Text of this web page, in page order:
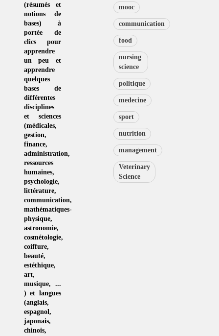
(résumés et
notions de
bases) à
portée de
clics pour
apprendre
un peu et
apprendre
quelques
bases de
différentes
disciplines
et sciences
(médicales,
gestion,
finance,
administration,
ressources
humaines,
psychologie,
littérature,
communication,
mathématiques-
physique,
astronomie,
cosmétologie,
coiffure,
beauté,
estéthique,
art,
musique, ...
) et langues
(anglais,
espagnol ,
japonais,
chinois,
mooc
communication
food
nursing
science
politique
medecine
sport
nutrition
management
Veterinary
Science